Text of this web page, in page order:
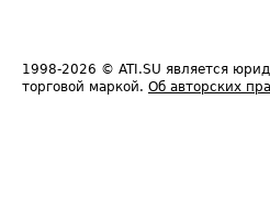
1998-2026 © ATI.SU является
торговой маркой. Об авторских